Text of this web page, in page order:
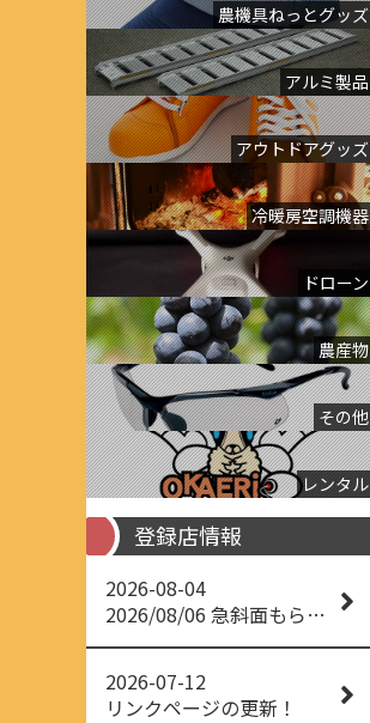
農機具ねっとグッズ
アルミ製品
アウトドアグッズ
冷暖房空調機器
ドローン
農産物
その他
レンタル
登録店情報
2026-08-04
2026/08/06 急斜面もらくらく草刈り
2026-07-12
リンクページの更新！